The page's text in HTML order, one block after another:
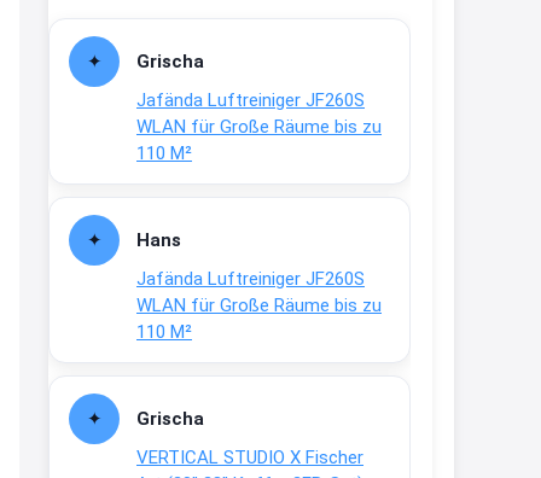
Grischa
Jafända Luftreiniger JF260S
WLAN für Große Räume bis zu
110 M²
Hans
Jafända Luftreiniger JF260S
WLAN für Große Räume bis zu
110 M²
Grischa
VERTICAL STUDIO X Fischer
↩
Joachim
Ab diesem Jahr gibt es keine
Fielmann-Blinkis mehr / wurde
www.fielmann-
group.com/blinkis...
13:44